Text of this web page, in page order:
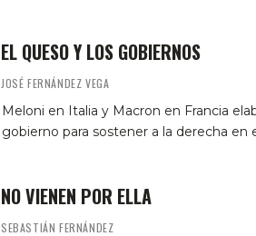
EL QUESO Y LOS GOBIERNOS
JOSÉ FERNÁNDEZ VEGA
Meloni en Italia y Macron en Francia
gobierno para sostener a la derecha en
NO VIENEN POR ELLA
SEBASTIÁN FERNÁNDEZ